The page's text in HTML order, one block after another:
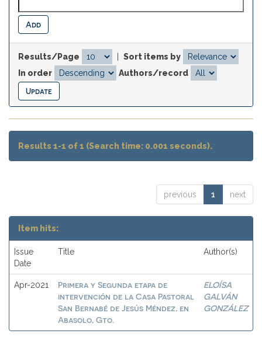
Results/Page
Sort items by
In order
Authors/record
Results 1-1 of 1 (Search time: 0.001 seconds).
previous 1 next
Item hits:
Issue
Date
Title Author(s)
Apr-2021
Primera y Segunda etapa de
intervención de la Casa Pastoral
San Bernabé de Jesús Méndez, en
Abasolo, Gto.
ELOÍSA
GALVÁN
GONZÁLEZ